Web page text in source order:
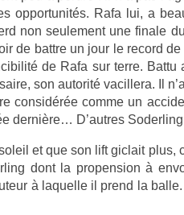
op­por­tunités. Rafa lui, a
non seule­ment une fin­ale
de battre un jour le re­cord
de Rafa sur terre. Battu
son auto­rité vacil­lera. Il
con­sidérée comme un
dernière… D’aut­res
et que son lift gic­lait plus,
dont la pro­pens­ion à
à laquel­le il prend la